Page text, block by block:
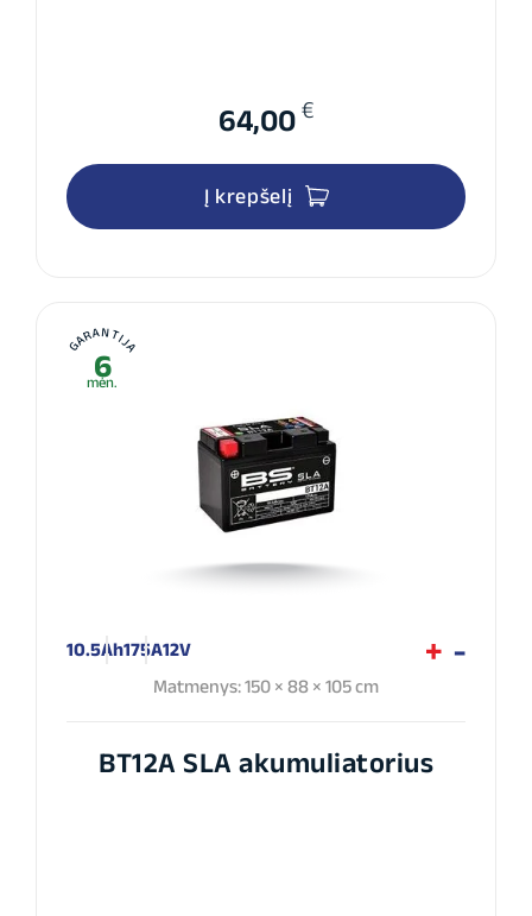
64,00 €
Į krepšelį
GARANTIJA
6
mėn.
10.5Ah175A12V
Matmenys: 150 × 88 × 105 cm
BT12A SLA akumuliatorius